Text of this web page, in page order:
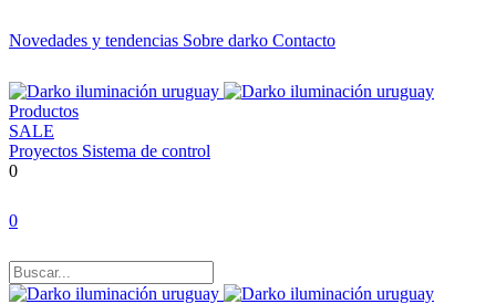
Novedades y tendencias Sobre darko Contacto
Productos
SALE
Proyectos Sistema de control
0
0